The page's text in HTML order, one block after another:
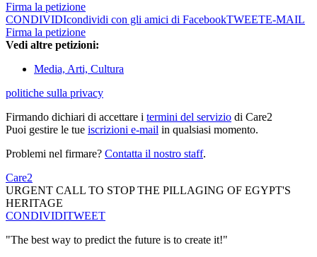
Firma la petizione
CONDIVIDIcondividi con gli amici di FacebookTWEETE-MAIL
Firma la petizione
Vedi altre petizioni:
Media, Arti, Cultura
politiche sulla privacy
Firmando dichiari di accettare i termini del servizio di Care2
Puoi gestire le tue iscrizioni e-mail in qualsiasi momento.
Problemi nel firmare? Contatta il nostro staff.
Care2
URGENT CALL TO STOP THE PILLAGING OF EGYPT'S
HERITAGE
CONDIVIDITWEET
"The best way to predict the future is to create it!"